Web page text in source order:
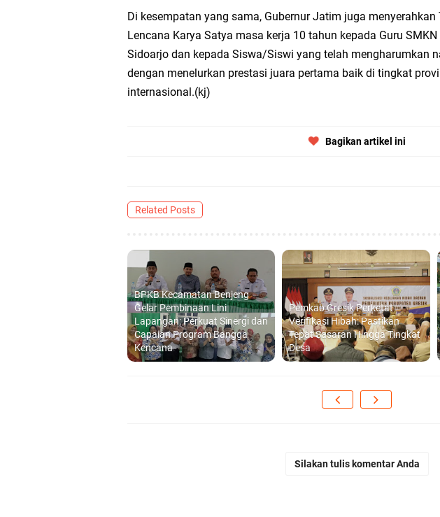
DPC PDI Perjuangan Gresik Tebar Berkah Idul Adha,
Ponpes Himmatul Khoiriyah Gelar Penyembelihan
Di kesempatan yang sama, Gubernur Jatim juga
Lencana Karya Satya masa kerja 10 tahun kepada Guru
Sidoarjo dan kepada Siswa/Siswi yang telah mengharumkan
dengan menelurkan prestasi juara pertama baik di tingkat
internasional.(kj)
Bagikan artikel ini
Related Posts
BPKB Kecamatan Benjeng
Gelar Pembinaan Lini
Lapangan: Perkuat Sinergi dan
Capaian Program Bangga
Kencana
Pemkab Gresik Perketat
Verifikasi Hibah: Pastikan
Tepat Sasaran Hingga Tingkat
Desa
Silakan tulis komentar Anda